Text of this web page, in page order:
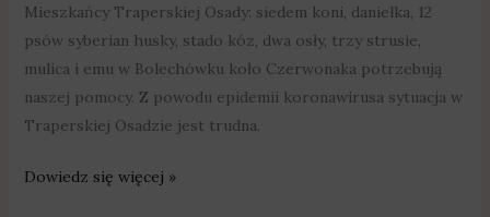
Mieszkańcy Traperskiej Osady: siedem koni, danielka, 12
psów syberian husky, stado kóz, dwa osły, trzy strusie,
mulica i emu w Bolechówku koło Czerwonaka potrzebują
naszej pomocy. Z powodu epidemii koronawirusa sytuacja w
Traperskiej Osadzie jest trudna.
Dowiedz się więcej »